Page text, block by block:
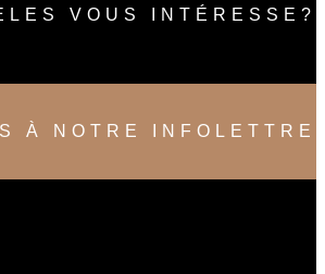
VOUS INTÉRESSE?
À NOTRE INFOLETTRE